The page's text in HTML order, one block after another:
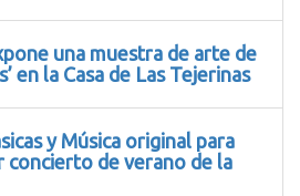
una muestra de arte de
en la Casa de Las Tejerinas
y Música original para
concierto de verano de la